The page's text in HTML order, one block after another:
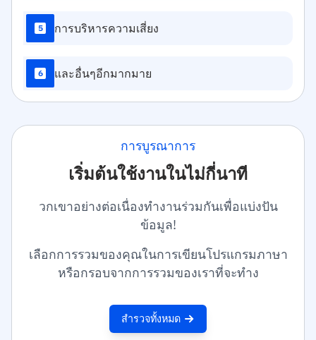
5 การบริหารความเสี่ยง
6 และอื่นๆอีกมากมาย
การบูรณาการ
เริ่มต้นใช้งานในไม่กี่นาที
วกเขาอย่างต่อเนื่องทำงานร่วมกันเพื่อแบ่งปัน
ข้อมูล!
เลือกการรวมของคุณในการเขียนโปรแกรมภาษา
หรือกรอบจากการรวมของเราที่จะทำง
สำรวจทั้งหมด